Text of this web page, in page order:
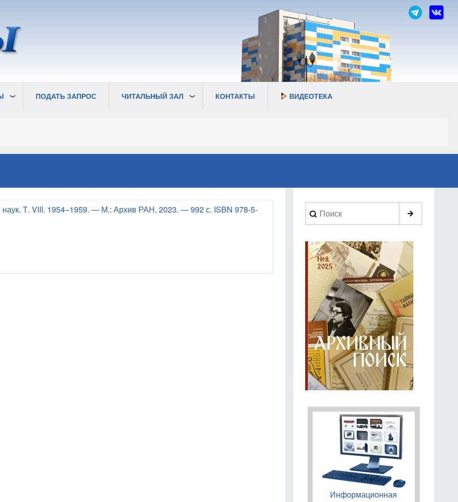
ПОДАТЬ ЗАПРОС ЧИТАЛЬНЫЙ ЗАЛ КОНТАКТЫ ВИДЕОТЕКА
наук. Т. VIII. 1954–1959. — М.: Архив РАН, 2023. — 992 с. ISBN 978-5-
Search
Информационная